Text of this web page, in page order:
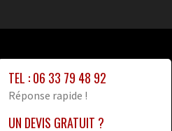
TEL : 06 33 79 48 92
Réponse rapide !
UN DEVIS GRATUIT ?